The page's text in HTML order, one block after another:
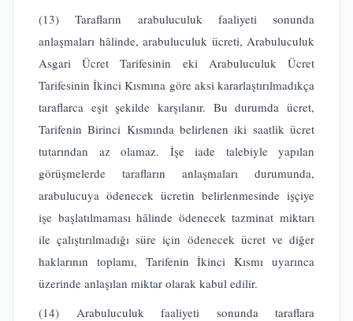
(13) Tarafların arabuluculuk faaliyeti sonunda
anlaşmaları hâlinde, arabuluculuk ücreti, Arabuluculuk
Asgari Ücret Tarifesinin eki Arabuluculuk Ücret
Tarifesinin İkinci Kısmına göre aksi kararlaştırılmadıkça
taraflarca eşit şekilde karşılanır. Bu durumda ücret,
Tarifenin Birinci Kısmında belirlenen iki saatlik ücret
tutarından az olamaz. İşe iade talebiyle yapılan
görüşmelerde tarafların anlaşmaları durumunda,
arabulucuya ödenecek ücretin belirlenmesinde işçiye
işe başlatılmaması hâlinde ödenecek tazminat miktarı
ile çalıştırılmadığı süre için ödenecek ücret ve diğer
haklarının toplamı, Tarifenin İkinci Kısmı uyarınca
üzerinde anlaşılan miktar olarak kabul edilir.
(14) Arabuluculuk faaliyeti sonunda taraflara